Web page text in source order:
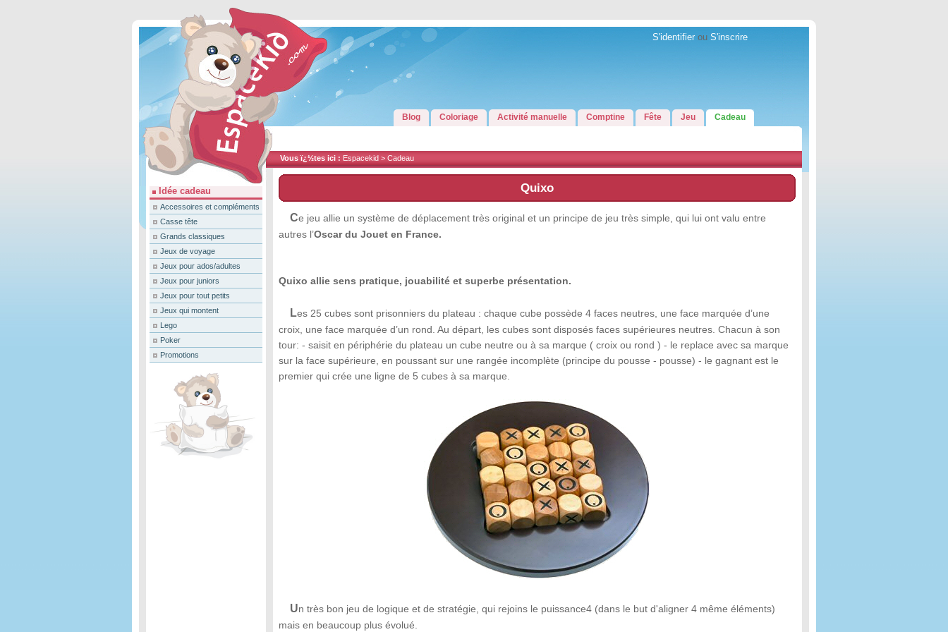
S'identifierou S'inscrire
Blog Coloriage Activité manuelle Comptine Fête Jeu Cadeau
Vous ï¿½tes ici : Espacekid > Cadeau
Idée cadeau
Accessoires et compléments
Casse tête
Grands classiques
Jeux de voyage
Jeux pour ados/adultes
Jeux pour juniors
Jeux pour tout petits
Jeux qui montent
Lego
Poker
Promotions
Quixo
Ce jeu allie un système de déplacement très original et un principe de jeu très simple, qui lui ont valu entre
autres l’Oscar du Jouet en France.
Quixo allie sens pratique, jouabilité et superbe présentation.
Les 25 cubes sont prisonniers du plateau : chaque cube possède 4 faces neutres, une face marquée d’une
croix, une face marquée d’un rond. Au départ, les cubes sont disposés faces supérieures neutres. Chacun à son
tour: - saisit en périphérie du plateau un cube neutre ou à sa marque ( croix ou rond ) - le replace avec sa marque
sur la face supérieure, en poussant sur une rangée incomplète (principe du pousse - pousse) - le gagnant est le
premier qui crée une ligne de 5 cubes à sa marque.
Un très bon jeu de logique et de stratégie, qui rejoins le puissance4 (dans le but d'aligner 4 même éléments)
mais en beaucoup plus évolué.